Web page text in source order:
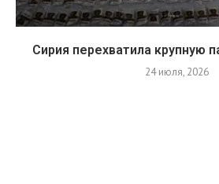
Сирия перехватила крупную
24 июля, 2026